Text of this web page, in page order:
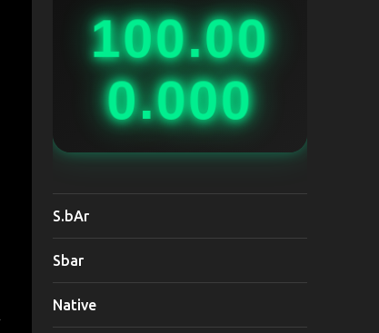
100.00
0.000
S.bAr
Sbar
Native